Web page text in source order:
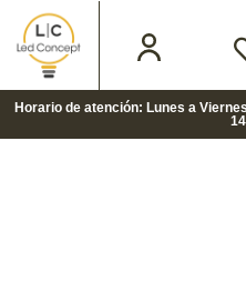
Horario de atención: Lunes a